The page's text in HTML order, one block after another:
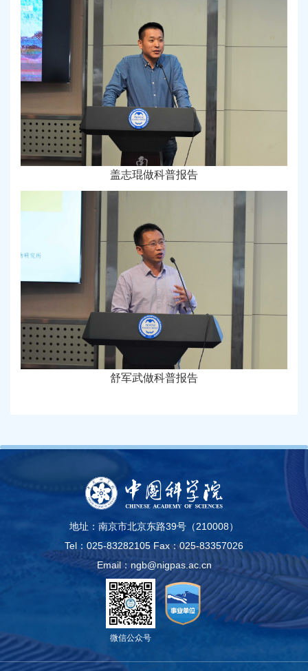
盖志琨做科普报告
舒军武做科普报告
地址：南京市北京东路39号（210008）
Tel：025-83282105 Fax：025-83357026
Email：ngb@nigpas.ac.cn
微信公众号